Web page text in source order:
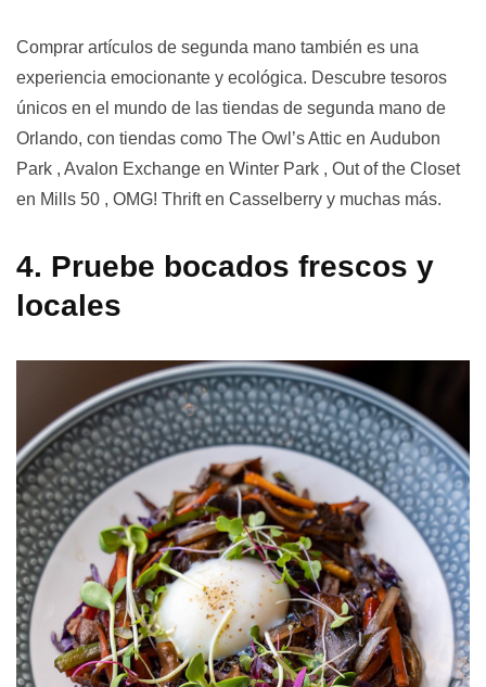
Comprar artículos de segunda mano también es una
experiencia emocionante y ecológica. Descubre tesoros
únicos en el mundo de las tiendas de segunda mano de
Orlando, con tiendas como The Owl’s Attic en Audubon
Park , Avalon Exchange en Winter Park , Out of the Closet
en Mills 50 , OMG! Thrift en Casselberry y muchas más.
4. Pruebe bocados frescos y
locales